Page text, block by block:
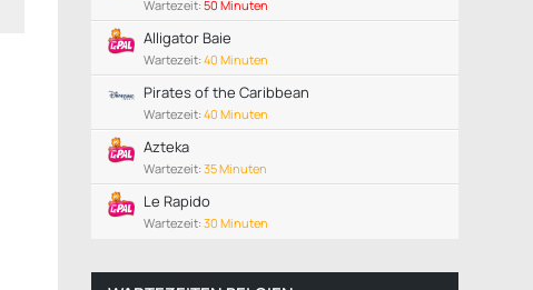
Wartezeit: 50 Minuten
Alligator Baie
Wartezeit: 40 Minuten
Pirates of the Caribbean
Wartezeit: 40 Minuten
Azteka
Wartezeit: 35 Minuten
Le Rapido
Wartezeit: 30 Minuten